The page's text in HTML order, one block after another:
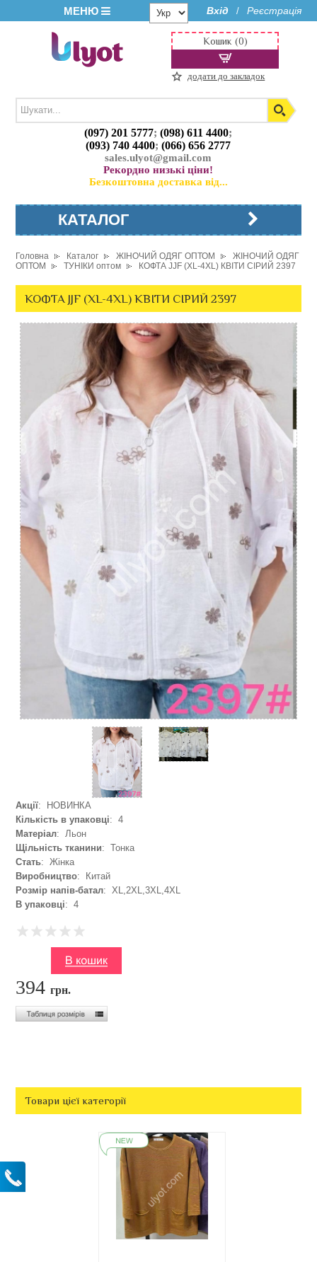
МЕНЮ Вхід / Реєстрація
(097) 201 5777;(098) 611 4400;
(093) 740 4400;(066) 656 2777
sales.ulyot@gmail.com
Рекордно низькі ціни!
Безкоштовна доставка від...
Кошик (0)
додати до закладок
КАТАЛОГ
Головна Каталог ЖІНОЧИЙ ОДЯГ ОПТОМ
ЖІНОЧИЙ ОДЯГ
ОПТОМ
ТУНІКИ оптом КОФТА JJF (XL-4XL) КВІТИ СІРИЙ 2397
КОФТА JJF (XL-4XL) КВІТИ СІРИЙ 2397
Акції: НОВИНКА
Кількість в упаковці: 4
Матеріал: Льон
Щільність тканини: Тонка
Стать: Жінка
Виробництво: Китай
Розмір напів-батал: XL,2XL,3XL,4XL
В упаковці: 4
394грн.
Товари цієї категорії